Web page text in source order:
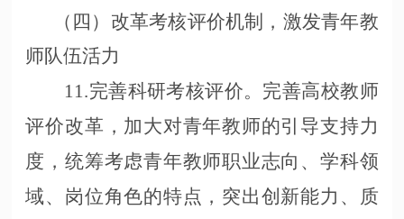
（四）改革考核评价机制，激发青年教
师队伍活力
11.完善科研考核评价。完善高校教师
评价改革，加大对青年教师的引导支持力
度，统筹考虑青年教师职业志向、学科领
域、岗位角色的特点，突出创新能力、质